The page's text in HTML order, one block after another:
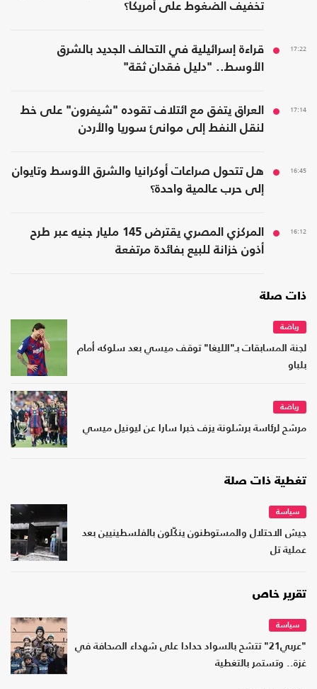
تخفيف الضغوط على أمريكا؟
17:22
قراءة إسرائيلية في التحالف الجديد بالشرق
الأوسط.. "دليل فقدان ثقة"
17:14
العراق يتفق مع ائتلاف تقوده "شيفرون" على خط
لنقل النفط إلى موانئ سوريا والأردن
16:45
هل تتحول صراعات أوكرانيا والشرق الأوسط وتايوان
إلى حرب عالمية واحدة؟
16:12
المركزي المصري يقترض 145 مليار جنيه عبر طرح
أذون خزانة للبيع بفائدة مرتفعة
ذات صلة
رياضة
لجنة المسابقات بـ"الليغا" توقف ميسي بعد سلوكه أمام
بلباو
رياضة
مرشح لرئاسة برشلونة يزف خبرا سارا عن ليونيل ميسي
تغطية ذات صلة
سياسة
جيش الاحتلال والمستوطنون ينكّلون بالفلسطينيين بعد
عملية تل
تقرير خاص
سياسة
"عربي21" تتشح بالسواد حدادا على شهداء الصحافة في
غزة.. وتستمر بالتغطية